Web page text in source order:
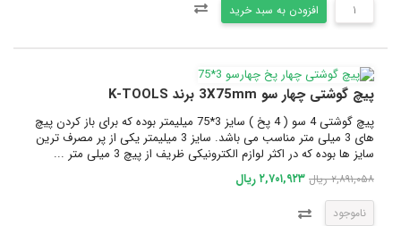
افزودن به سبد خرید
پیچ گوشتی چهار سو 3X75mm برند K-TOOLS
پیچ گوشتی 4 سو ( 4 پخ ) سایز 3*75 میلیمتر بوده که برای باز کردن پیچ
های 3 میلی متر مناسب می باشد. سایز 3 میلیمتر یکی از پر مصرف ترین
سایز ها بوده که در اکثر لوازم الکترونیکی ظریف از پیچ 3 میلی متر ...
۲,۸۹۱,۰۵۸ ریال ۲,۷۰۱,۹۲۳ ریال
ناموجود